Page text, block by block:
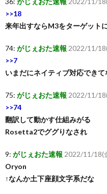
>>18
来年出すならM3をターゲット
74: がじぇおた速報 2022/11/
>>7
いまだにネイティブ対応でき
75: がじぇおた速報 2022/11/
>>74
翻訳して動かす仕組みがる
Rosetta2でググりなされ
9: がじぇおた速報 2022/11/18(
Oryon
↑なんか土下座顔文字系だな